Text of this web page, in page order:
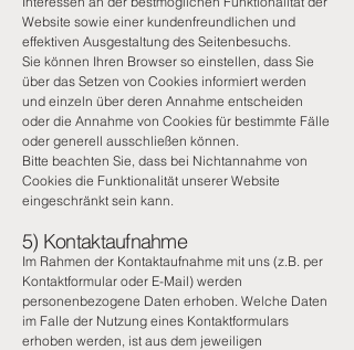
Website sowie einer kundenfreundlichen und
effektiven Ausgestaltung des Seitenbesuchs.
Sie können Ihren Browser so einstellen, dass Sie
über das Setzen von Cookies informiert werden
und einzeln über deren Annahme entscheiden
oder die Annahme von Cookies für bestimmte Fälle
oder generell ausschließen können.
Bitte beachten Sie, dass bei Nichtannahme von
Cookies die Funktionalität unserer Website
eingeschränkt sein kann.
5) Kontaktaufnahme
Im Rahmen der Kontaktaufnahme mit uns (z.B. per
Kontaktformular oder E-Mail) werden
personenbezogene Daten erhoben. Welche Daten
im Falle der Nutzung eines Kontaktformulars
erhoben werden, ist aus dem jeweiligen